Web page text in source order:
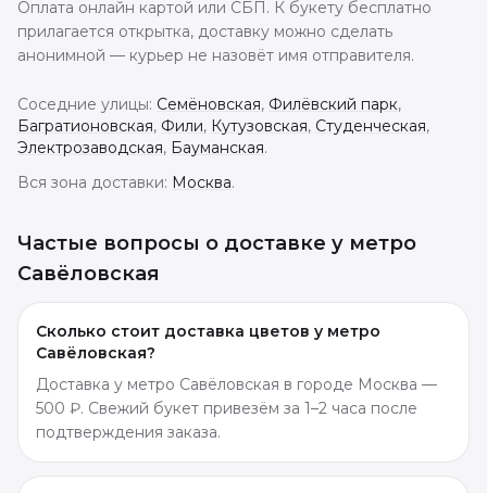
Оплата онлайн картой или СБП. К букету бесплатно
прилагается открытка, доставку можно сделать
анонимной — курьер не назовёт имя отправителя.
Соседние улицы: Семёновская, Филёвский парк,
Багратионовская, Фили, Кутузовская, Студенческая,
Электрозаводская, Бауманская.
Вся зона доставки: Москва.
Частые вопросы о доставке у метро
Савёловская
Сколько стоит доставка цветов у метро
Савёловская?
Доставка у метро Савёловская в городе Москва —
500 ₽. Свежий букет привезём за 1–2 часа после
подтверждения заказа.